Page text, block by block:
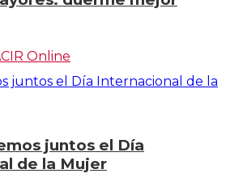
Online
juntos el Día
de la Mujer